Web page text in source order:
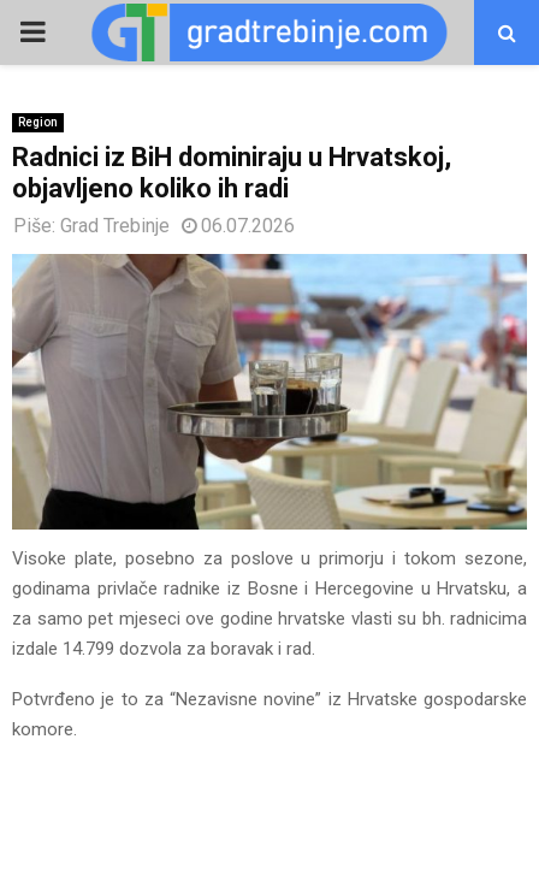
PRIMARY
Region
Radnici iz BiH dominiraju u Hrvatskoj,
objavljeno koliko ih radi
Piše: Grad Trebinje 06.07.2026
Visoke plate, posebno za poslove u primorju i tokom sezone,
godinama privlače radnike iz Bosne i Hercegovine u Hrvatsku, a
za samo pet mjeseci ove godine hrvatske vlasti su bh. radnicima
izdale 14.799 dozvola za boravak i rad.
Potvrđeno je to za “Nezavisne novine” iz Hrvatske gospodarske
komore.